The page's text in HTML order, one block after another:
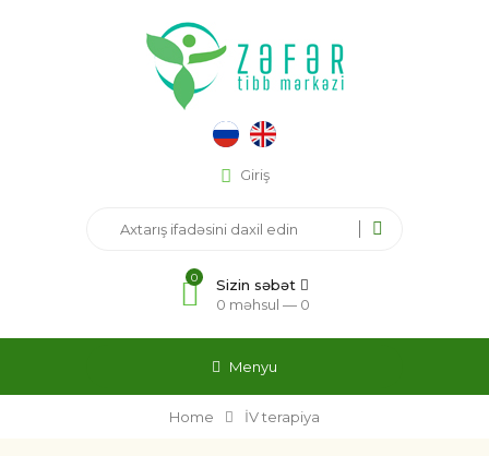
Giriş
0
Sizin səbət
0 məhsul — 0
Menyu
Home İV terapiya